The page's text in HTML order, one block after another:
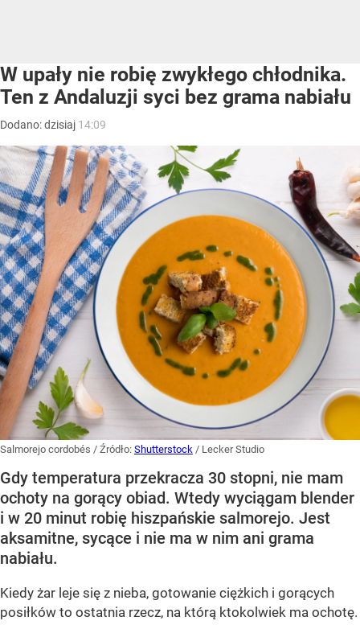
W upały nie robię zwykłego chłodnika.
Ten z Andaluzji syci bez grama nabiału
Dodano:dzisiaj 14:09
Salmorejo cordobés / Źródło: Shutterstock / Lecker Studio
Gdy temperatura przekracza 30 stopni, nie mam
ochoty na gorący obiad. Wtedy wyciągam blender
i w 20 minut robię hiszpańskie salmorejo. Jest
aksamitne, sycące i nie ma w nim ani grama
nabiału.
Kiedy żar leje się z nieba, gotowanie ciężkich i gorących
posiłków to ostatnia rzecz, na którą ktokolwiek ma ochotę.